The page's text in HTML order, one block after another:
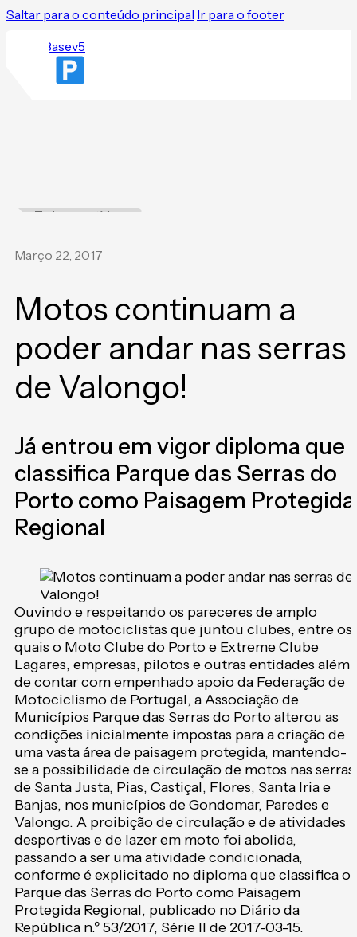
Saltar para o conteúdo principal Ir para o footer
Todas as notícias
Março 22, 2017
Motos continuam a
poder andar nas serras
de Valongo!
Já entrou em vigor diploma que
classifica Parque das Serras do
Porto como Paisagem Protegida
Regional
Ouvindo e respeitando os pareceres de amplo
grupo de motociclistas que juntou clubes, entre os
quais o Moto Clube do Porto e Extreme Clube
Lagares, empresas, pilotos e outras entidades além
de contar com empenhado apoio da Federação de
Motociclismo de Portugal, a Associação de
Municípios Parque das Serras do Porto alterou as
condições inicialmente impostas para a criação de
uma vasta área de paisagem protegida, mantendo-
se a possibilidade de circulação de motos nas serras
de Santa Justa, Pias, Castiçal, Flores, Santa Iria e
Banjas, nos municípios de Gondomar, Paredes e
Valongo. A proibição de circulação e de atividades
desportivas e de lazer em moto foi abolida,
passando a ser uma atividade condicionada,
conforme é explicitado no diploma que classifica o
Parque das Serras do Porto como Paisagem
Protegida Regional, publicado no Diário da
República n.º 53/2017, Série II de 2017-03-15.